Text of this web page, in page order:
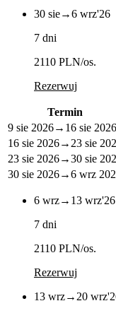
30 sie→6 wrz'26
7 dni
2110 PLN/os.
Rezerwuj
Termin
9 sie 2026→ 16 sie 2026
16 sie 2026→ 23 sie
23 sie 2026→30 sie
30 sie 2026→6 wrz
6 wrz→ 13 wrz'26
7 dni
2110 PLN/os.
Rezerwuj
13 wrz→ 20 wrz